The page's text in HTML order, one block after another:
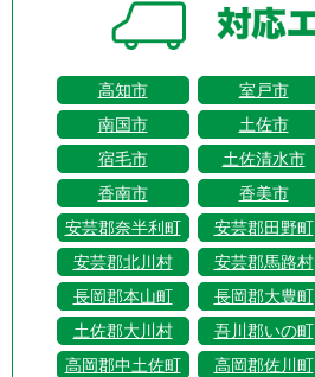
高知市 室戸市
南国市
土佐市
宿毛市
土佐清水市
香南市
香美市
安芸郡奈半利町
安芸郡田野町
安芸郡北川村
安芸郡馬路村
長岡郡本山町
長岡郡大豊町
土佐郡大川村
吾川郡いの町
高岡郡中土佐町
高岡郡佐川町